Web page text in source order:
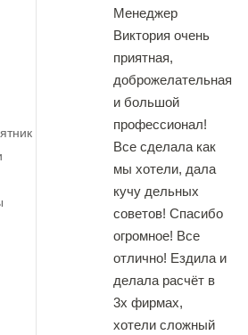
Менеджер
Виктория очень
приятная,
доброжелательная
и большой
профессионал!
Все сделала как
мы хотели, дала
кучу дельных
советов! Спасибо
огромное! Все
отлично! Ездила и
делала расчёт в
3х фирмах,
хотели сложный